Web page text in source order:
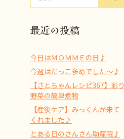
最近の投稿
今日はＭＯＭＭＥの日♪
今週はだっこ多めでした～♪
【さとちゃんレシピ367】彩り
野菜の簡単煮物
【産後ケア】みっくんが来て
くれました♪
とある日のさんさん助産院♪